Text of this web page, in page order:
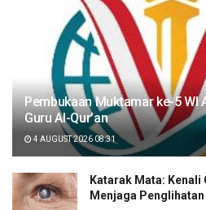
Pembukaan Muktamar ke-5 WI
Guru Al-Qur’an
4 AUGUST 2026 08:31
Katarak Mata: Kenali
Menjaga Penglihatan